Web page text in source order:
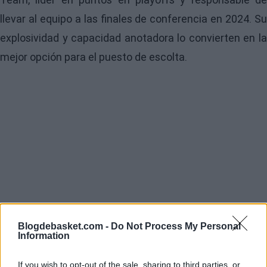
Blogdebasket.com - Do Not Process My Personal
Information
If you wish to opt-out of the sale, sharing to third parties, or
llevar al equipo a las finales de conferencia en 2024. Su
explosividad y capacidad anotadora lo convierten en la
mejor opción para el puesto de escolta.